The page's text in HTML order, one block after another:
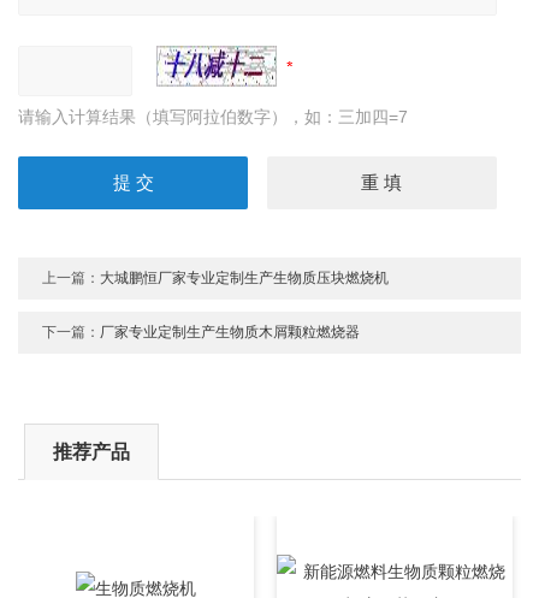
请输入计算结果（填写阿拉伯数字），如：三加四=7
上一篇： 大城鹏恒厂家专业定制生产生物质压块燃烧机
下一篇： 厂家专业定制生产生物质木屑颗粒燃烧器
推荐产品